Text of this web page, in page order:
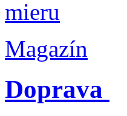
Magazín
Doprava